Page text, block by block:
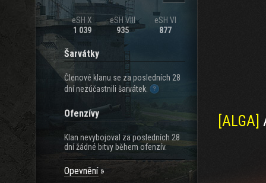
eSH X
1 039
eSH VIII
935
eSH VI
877
Šarvátky
Členové klanu se za posledních 28
dní nezúčastnili šarvátek.
Ofenzívy
Klan nevybojoval za posledních 28
dní žádné bitvy během ofenzív.
Opevnění
[ALGA]